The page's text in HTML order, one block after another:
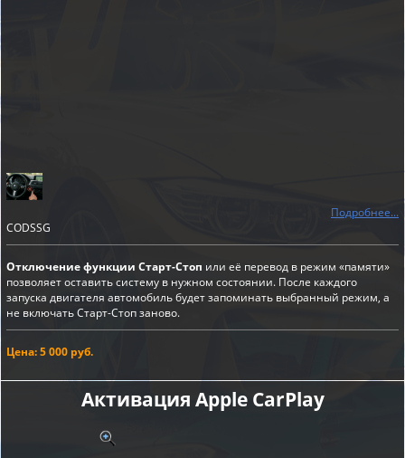
Подробнее...
CODSSG
Отключение функции Старт-Стоп или её перевод в режим «памяти»
позволяет оставить систему в нужном состоянии. После каждого
запуска двигателя автомобиль будет запоминать выбранный режим, а
не включать Старт-Стоп заново.
Цена: 5 000 руб.
Активация Apple CarPlay